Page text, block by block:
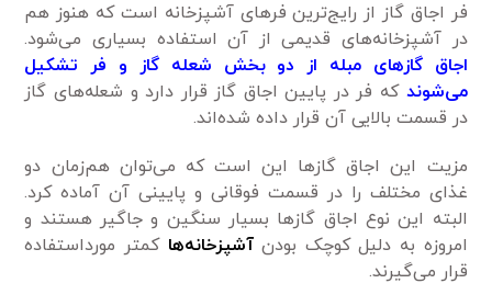
فر اجاق گاز از رایج‌ترین فر‌های آشپزخانه است که هنوز هم
در آشپزخانه‌های قدیمی‌ از آن استفاده بسیاری می‌شود.
اجاق گاز‌های مبله از دو بخش شعله گاز و فر تشکیل
می‌شوند که فر در پایین اجاق گاز قرار دارد و شعله‌های گاز
در قسمت بالایی آن قرار داده شده‌اند.
مزیت این اجاق گاز‌ها این است که می‌توان هم‌زمان دو
غذای مختلف را در قسمت فوقانی و پایینی آن آماده کرد.
البته این نوع اجاق گاز‌ها بسیار سنگین و جاگیر هستند و
امروزه به دلیل کوچک بودنآشپزخانه‌ها کمتر مورداستفاده
قرار می‌گیرند.